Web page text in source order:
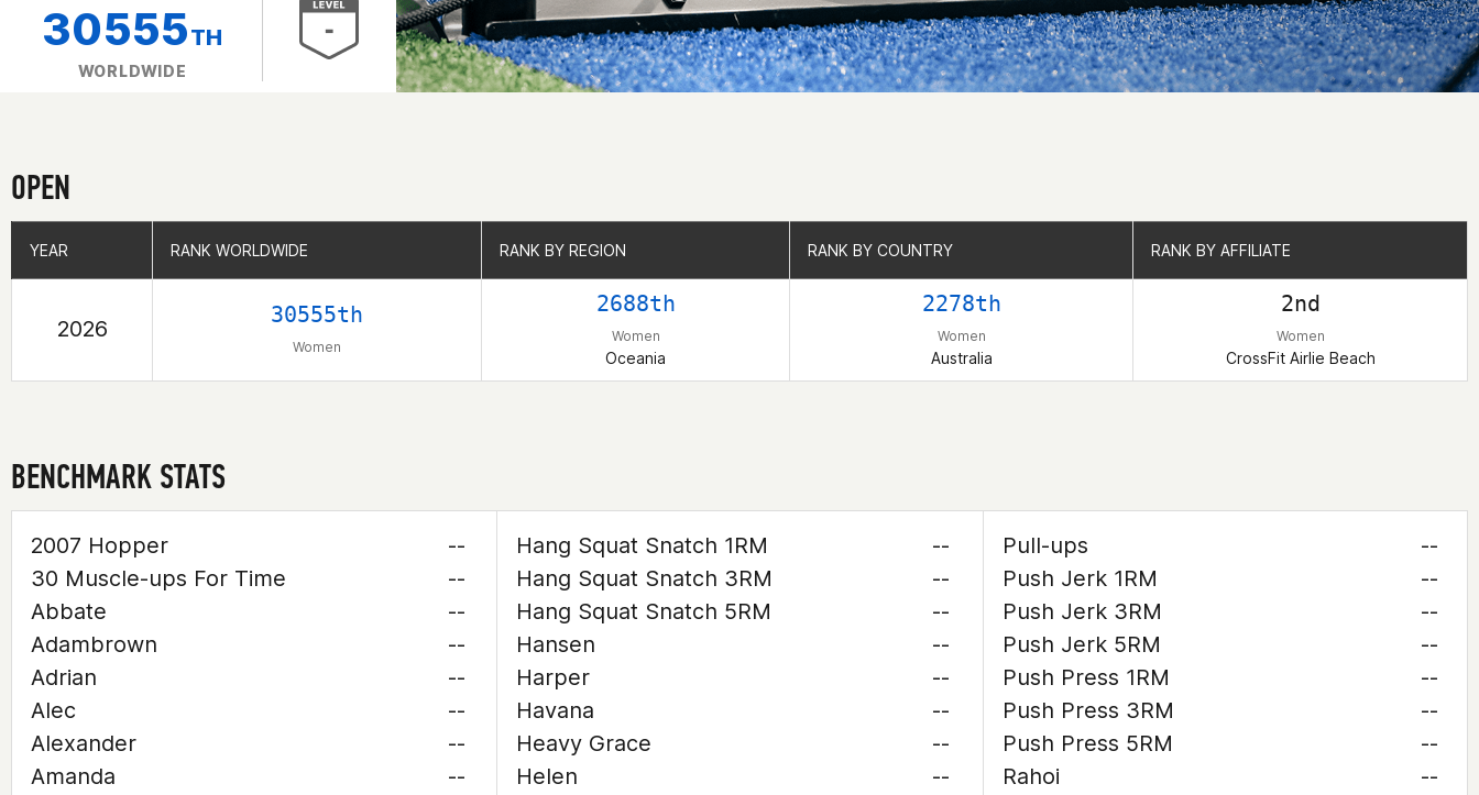
30555TH
WORLDWIDE
OPEN
YEAR RANK WORLDWIDE RANK BY REGION RANK BY COUNTRY RANK BY AFFILIATE
2026
30555th
Women
2688th
Women
Oceania
2278th
Women
Australia
2nd
Women
CrossFit Airlie Beach
YEAR RANK WORLDWIDE RANK BY REGION RANK BY COUNTRY RANK BY AFFILIATE
BENCHMARK STATS
2007 Hopper
--
30 Muscle-ups For Time
--
Abbate
--
Adambrown
--
Adrian
--
Alec
--
Alexander
--
Amanda
--
Hang Squat Snatch 1RM
--
Hang Squat Snatch 3RM
--
Hang Squat Snatch 5RM
--
Hansen
--
Harper
--
Havana
--
Heavy Grace
--
Helen
--
Pull-ups
--
Push Jerk 1RM
--
Push Jerk 3RM
--
Push Jerk 5RM
--
Push Press 1RM
--
Push Press 3RM
--
Push Press 5RM
--
Rahoi
--